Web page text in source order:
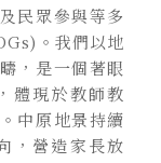
民眾參與等多
。我們以地
，是一個著眼
體現於教師教
中原地景持續
，營造家長放